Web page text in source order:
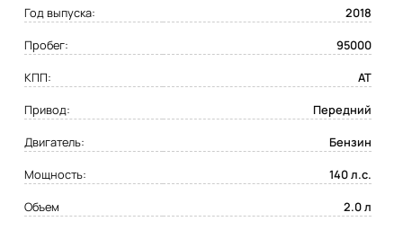
Год выпуска:
2018
Пробег:
95000
КПП:
AT
Привод:
Передний
Двигатель:
Бензин
Мощность:
140 л.с.
Объем
2.0 л